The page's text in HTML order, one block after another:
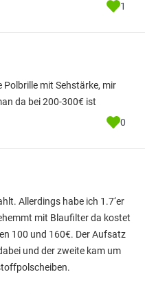
1
mit Sehstärke, mir
da bei 200-300€ ist
0
Allerdings habe ich 1.7‘er
mit Blaufilter da kostet
100 und 160€. Der Aufsatz
und der zweite kam um